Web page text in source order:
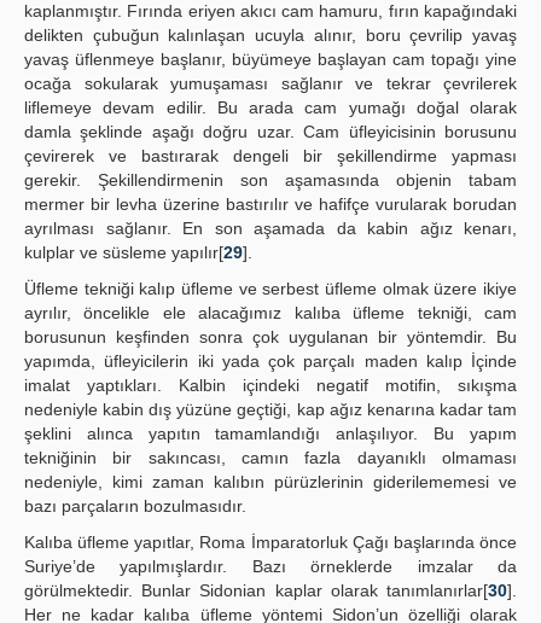
kaplanmıştır. Fırında eriyen akıcı cam hamuru, fırın kapağındaki
delikten çubuğun kalınlaşan ucuyla alınır, boru çevrilip yavaş
yavaş üflenmeye başlanır, büyümeye başlayan cam topağı yine
ocağa sokularak yumuşaması sağlanır ve tekrar çevrilerek
liflemeye devam edilir. Bu arada cam yumağı doğal olarak
damla şeklinde aşağı doğru uzar. Cam üfleyicisinin borusunu
çevirerek ve bastırarak dengeli bir şekillendirme yapması
gerekir. Şekillendirmenin son aşamasında objenin tabam
mermer bir levha üzerine bastırılır ve hafifçe vurularak borudan
ayrılması sağlanır. En son aşamada da kabin ağız kenarı,
kulplar ve süsleme yapılır[29].
Üfleme tekniği kalıp üfleme ve serbest üfleme olmak üzere ikiye
ayrılır, öncelikle ele alacağımız kalıba üfleme tekniği, cam
borusunun keşfinden sonra çok uygulanan bir yöntemdir. Bu
yapımda, üfleyicilerin iki yada çok parçalı maden kalıp İçinde
imalat yaptıkları. Kalbin içindeki negatif motifin, sıkışma
nedeniyle kabin dış yüzüne geçtiği, kap ağız kenarına kadar tam
şeklini alınca yapıtın tamamlandığı anlaşılıyor. Bu yapım
tekniğinin bir sakıncası, camın fazla dayanıklı olmaması
nedeniyle, kimi zaman kalıbın pürüzlerinin giderilememesi ve
bazı parçaların bozulmasıdır.
Kalıba üfleme yapıtlar, Roma İmparatorluk Çağı başlarında önce
Suriye’de yapılmışlardır. Bazı örneklerde imzalar da
görülmektedir. Bunlar Sidonian kaplar olarak tanımlanırlar[30].
Her ne kadar kalıba üfleme yöntemi Sidon’un özelliği olarak